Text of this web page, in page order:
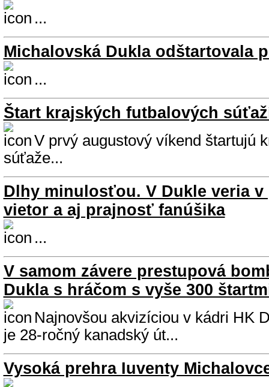
...
Michalovská Dukla odštartovala
...
Štart krajských futbalových
V prvý augustový víkend štartujú
súťaže...
Dlhy minulosťou. V Dukle veria
vietor a aj prajnosť fanúšika
...
V samom závere prestupová
Dukla s hráčom s vyše 300
Najnovšou akvizíciou v kádri HK
je 28-ročný kanadský út...
Vysoká prehra Iuventy